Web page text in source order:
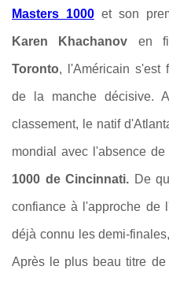
Masters 1000 et son
Karen Khachanov en
Toronto, l'Américain s'est
de la manche décisive.
classement, le natif
mondial avec l'absence de
1000 de Cincinnati. De
confiance à l'approche de
déjà connu les demi-
Après le plus beau titre